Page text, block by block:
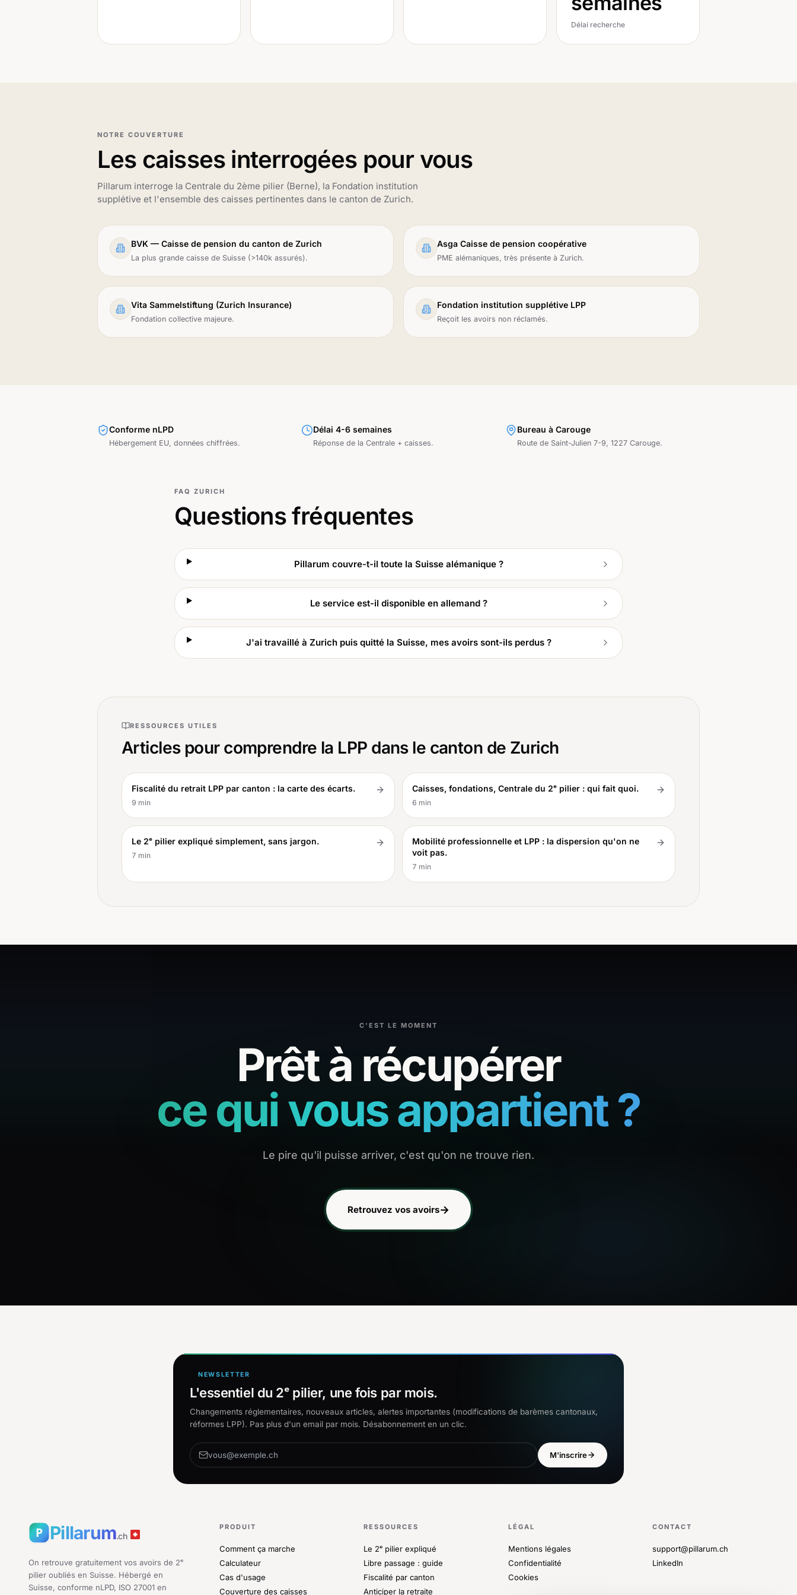
Délai recherche
NOTRE COUVERTURE
Les caisses interrogées pour vous
Pillarum interroge la Centrale du 2ème pilier (Berne), la Fondation institution
supplétive et l'ensemble des caisses pertinentes dans le canton de Zurich.
BVK — Caisse de pension du canton de Zurich
La plus grande caisse de Suisse (>140k assurés).
Asga Caisse de pension coopérative
PME alémaniques, très présente à Zurich.
Vita Sammelstiftung (Zurich Insurance)
Fondation collective majeure.
Fondation institution supplétive LPP
Reçoit les avoirs non réclamés.
Conforme nLPD
Hébergement EU, données chiffrées.
Délai 4-6 semaines
Réponse de la Centrale + caisses.
Bureau à Carouge
Route de Saint-Julien 7-9, 1227 Carouge.
FAQ ZURICH
Questions fréquentes
Pillarum couvre-t-il toute la Suisse alémanique ?
Le service est-il disponible en allemand ?
J'ai travaillé à Zurich puis quitté la Suisse, mes avoirs sont-ils perdus ?
RESSOURCES UTILES
Articles pour comprendre la LPP dans le canton de Zurich
Fiscalité du retrait LPP par canton : la carte des écarts.
9 min
Caisses, fondations, Centrale du 2ᵉ pilier : qui fait quoi.
6 min
Le 2ᵉ pilier expliqué simplement, sans jargon.
7 min
Mobilité professionnelle et LPP : la dispersion qu'on ne
voit pas.
7 min
C'EST LE MOMENT
Prêt à récupérer
ce qui vous appartient ?
Le pire qu'il puisse arriver, c'est qu'on ne trouve rien.
Retrouvez vos avoirs→
NEWSLETTER
L'essentiel du 2ᵉ pilier, une fois par mois.
Changements réglementaires, nouveaux articles, alertes importantes (modifications de barèmes cantonaux,
réformes LPP). Pas plus d'un email par mois. Désabonnement en un clic.
M'inscrire
Pillarum.ch
On retrouve gratuitement vos avoirs de 2ᵉ
pilier oubliés en Suisse. Hébergé en
Suisse, conforme nLPD, ISO 27001 en
PRODUIT
Comment ça marche
Calculateur
Cas d'usage
Couverture des caisses
RESSOURCES
Le 2ᵉ pilier expliqué
Libre passage : guide
Fiscalité par canton
Anticiper la retraite
LÉGAL
Mentions légales
Confidentialité
Cookies
CONTACT
support@pillarum.ch
LinkedIn